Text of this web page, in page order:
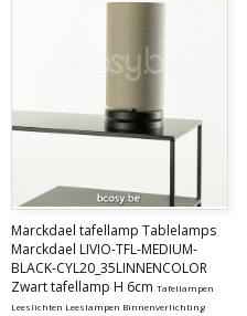
Marckdael tafellamp Tablelamps
Marckdael LIVIO-TFL-MEDIUM-
BLACK-CYL20_35LINNENCOLOR
Zwart tafellamp H 6cm Tafellampen
Leeslichten Leeslampen Binnenverlichting